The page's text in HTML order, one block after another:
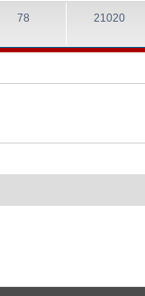
78 21020